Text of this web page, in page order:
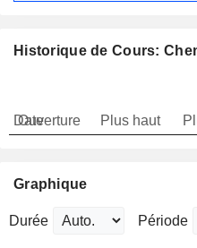
Historique de Cours:
Date
Ouverture Plus haut
Graphique
Durée Période